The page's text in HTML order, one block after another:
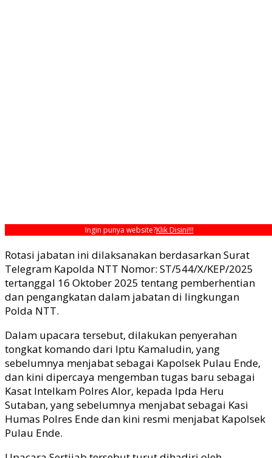
Ingin punya website?Klik Disini!!!
Rotasi jabatan ini dilaksanakan berdasarkan Surat
Telegram Kapolda NTT Nomor: ST/544/X/KEP/2025
tertanggal 16 Oktober 2025 tentang pemberhentian
dan pengangkatan dalam jabatan di lingkungan
Polda NTT.
Dalam upacara tersebut, dilakukan penyerahan
tongkat komando dari Iptu Kamaludin, yang
sebelumnya menjabat sebagai Kapolsek Pulau Ende,
dan kini dipercaya mengemban tugas baru sebagai
Kasat Intelkam Polres Alor, kepada Ipda Heru
Sutaban, yang sebelumnya menjabat sebagai Kasi
Humas Polres Ende dan kini resmi menjabat Kapolsek
Pulau Ende.